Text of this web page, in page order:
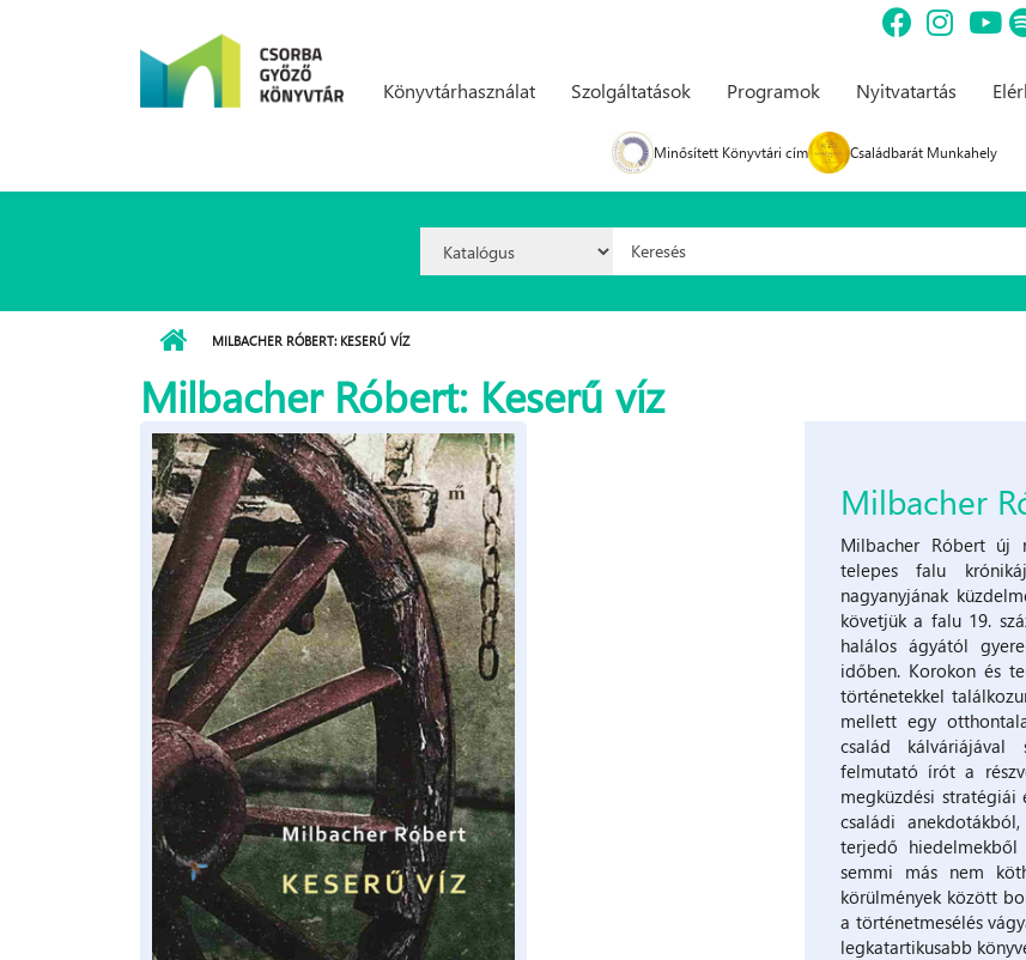
Könyvtárhasználat Szolgáltatások Programok Nyitvatartás
Minősített Könyvtári cím Családbarát Munkahely
Option:
Keresés űrlap
MILBACHER RÓBERT: KESERŰ VÍZ
Milbacher Róbert: Keserű víz
Milbacher
Milbacher ​Róbert új
telepes falu
nagyanyjának
követjük a falu 19.
halálos ágyától
időben. Korokon és
történetekkel
mellett egy
család kálváriájával
felmutató írót a
megküzdési stratégiái
családi
terjedő
semmi más nem
körülmények között
a történetmesélés
legkatartikusabb